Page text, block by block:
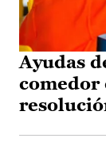
Ayudas
comedor